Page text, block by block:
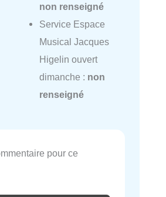
non renseigné
Service Espace
Musical Jacques
Higelin ouvert
dimanche : non
renseigné
pour ce